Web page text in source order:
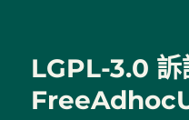
LGPL-3.0 訴